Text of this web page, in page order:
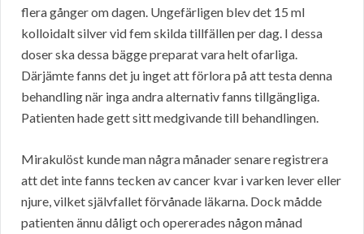
flera gånger om dagen. Ungefärligen blev det 15 ml
kolloidalt silver vid fem skilda tillfällen per dag. I dessa
doser ska dessa bägge preparat vara helt ofarliga.
Därjämte fanns det ju inget att förlora på att testa denna
behandling när inga andra alternativ fanns tillgängliga.
Patienten hade gett sitt medgivande till behandlingen.
Mirakulöst kunde man några månader senare registrera
att det inte fanns tecken av cancer kvar i varken lever eller
njure, vilket självfallet förvånade läkarna. Dock mådde
patienten ännu dåligt och opererades någon månad